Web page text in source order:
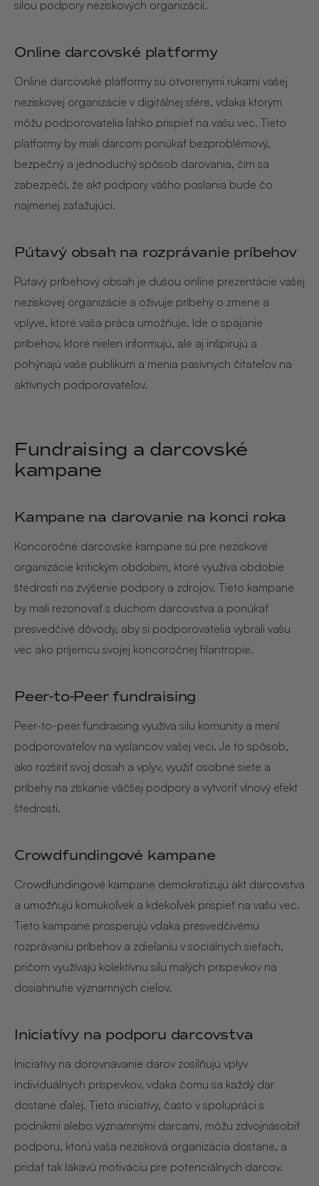
silou podpory neziskových organizácií.
Online darcovské platformy
Online darcovské platformy sú otvorenými rukami vašej
neziskovej organizácie v digitálnej sfére, vďaka ktorým
môžu podporovatelia ľahko prispieť na vašu vec. Tieto
platformy by mali darcom ponúkať bezproblémový,
bezpečný a jednoduchý spôsob darovania, čím sa
zabezpečí, že akt podpory vášho poslania bude čo
najmenej zaťažujúci.
Pútavý obsah na rozprávanie príbehov
Pútavý príbehový obsah je dušou online prezentácie vašej
neziskovej organizácie a oživuje príbehy o zmene a
vplyve, ktoré vaša práca umožňuje. Ide o spájanie
príbehov, ktoré nielen informujú, ale aj inšpirujú a
pohýnajú vaše publikum a menia pasívnych čitateľov na
aktívnych podporovateľov.
Fundraising a darcovské
kampane
Kampane na darovanie na konci roka
Koncoročné darcovské kampane sú pre neziskové
organizácie kritickým obdobím, ktoré využíva obdobie
štedrosti na zvýšenie podpory a zdrojov. Tieto kampane
by mali rezonovať s duchom darcovstva a ponúkať
presvedčivé dôvody, aby si podporovatelia vybrali vašu
vec ako príjemcu svojej koncoročnej filantropie.
Peer-to-Peer fundraising
Peer-to-peer fundraising využíva silu komunity a mení
podporovateľov na vyslancov vašej veci. Je to spôsob,
ako rozšíriť svoj dosah a vplyv, využiť osobné siete a
príbehy na získanie väčšej podpory a vytvoriť vlnový efekt
štedrosti.
Crowdfundingové kampane
Crowdfundingové kampane demokratizujú akt darcovstva
a umožňujú komukoľvek a kdekoľvek prispieť na vašu vec.
Tieto kampane prosperujú vďaka presvedčivému
rozprávaniu príbehov a zdieľaniu v sociálnych sieťach,
pričom využívajú kolektívnu silu malých príspevkov na
dosiahnutie významných cieľov.
Iniciatívy na podporu darcovstva
Iniciatívy na dorovnávanie darov zosilňujú vplyv
individuálnych príspevkov, vďaka čomu sa každý dar
dostane ďalej. Tieto iniciatívy, často v spolupráci s
podnikmi alebo významnými darcami, môžu zdvojnásobiť
podporu, ktorú vaša nezisková organizácia dostane, a
pridať tak lákavú motiváciu pre potenciálnych darcov.